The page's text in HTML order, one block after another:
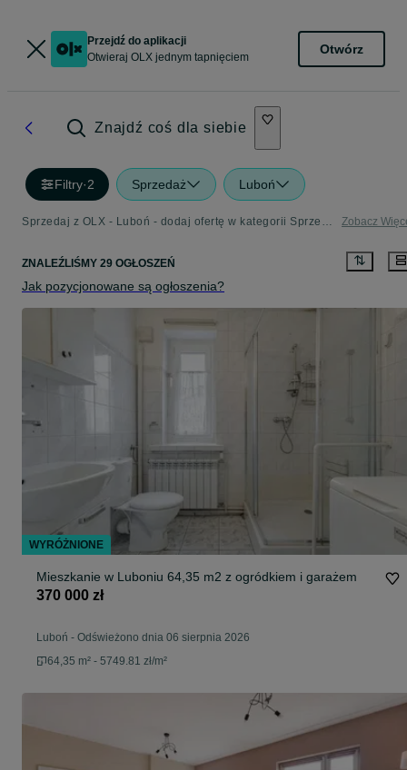
Przejdź do aplikacji
Otwieraj OLX jednym tapnięciem
Otwórz
Znajdź coś dla siebie
Filtry·2 Sprzedaż Luboń
Sprzedaj z OLX - Luboń - dodaj ofertę w kategorii Sprzedaż Zobacz
ZNALEŹLIŚMY 29 OGŁOSZEŃ
Jak pozycjonowane są ogłoszenia?
Mieszkanie w Luboniu 64,35 m2 z ogródkiem i garażem
370 000 zł
Luboń - Odświeżono dnia 06 sierpnia 2026
64,35 m² - 5749.81 zł/m²
WYRÓŻNIONE